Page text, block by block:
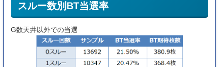
スルー数別BT当選率
G数天井以外での当選